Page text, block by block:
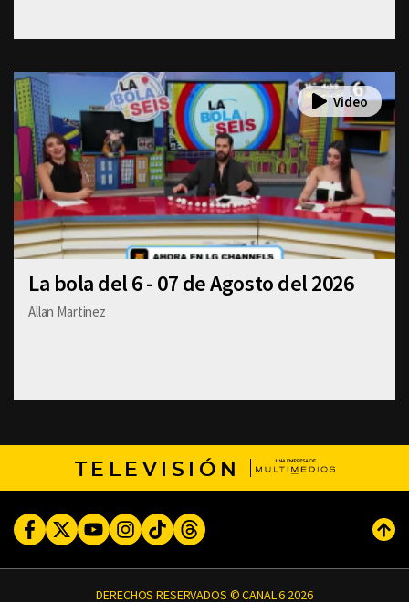
La bola del 6 - 07 de Agosto del 2026
Allan Martinez
TELEVISIÓN
FacebookTwitterYoutubeInstagram
TikTokThreads
DERECHOS RESERVADOS © CANAL 6 2026